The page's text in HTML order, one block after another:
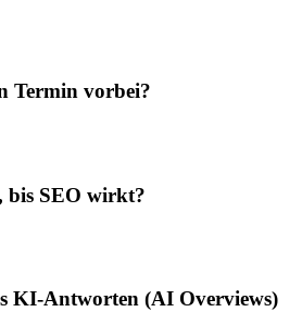
Termin vorbei?
bis SEO wirkt?
KI-Antworten (AI Overviews)